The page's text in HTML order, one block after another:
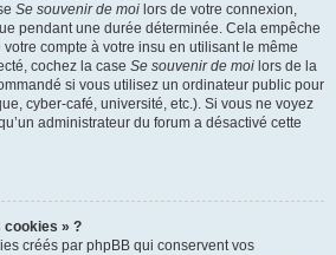
Se souvenir de moi lors de votre connexion,
pendant une durée déterminée. Cela empêche
votre compte à votre insu en utilisant le même
cochez la case Se souvenir de moi lors de la
si vous utilisez un ordinateur public pour
cyber-café, université, etc.). Si vous ne voyez
administrateur du forum a désactivé cette
cookies » ?
créés par phpBB qui conservent vos